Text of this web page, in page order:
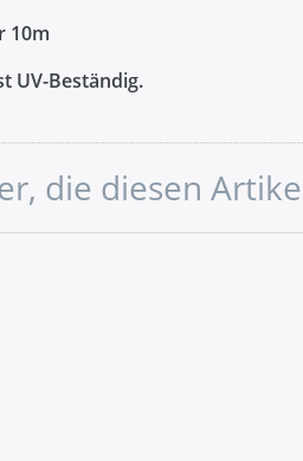
10m
UV-Beständig.
die diesen